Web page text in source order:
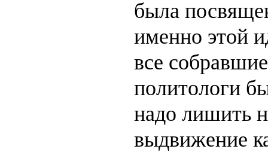
была
именно этой
все
политологи
надо лишить
выдвижение